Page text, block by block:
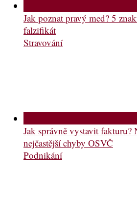
Jak poznat pravý med? 5
falzifikát
Stravování
Jak správně vystavit fakturu?
nejčastější chyby OSVČ
Podnikání